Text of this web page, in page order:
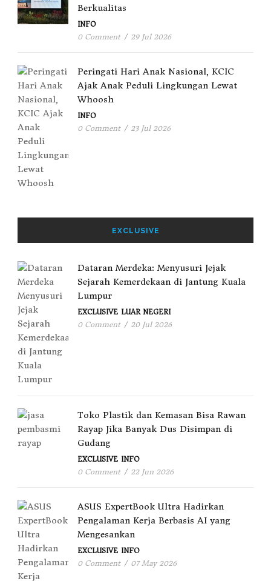
Berkualitas
INFO
0 Comment / 29 Jul 2026
Peringati Hari Anak Nasional, KCIC
Ajak Anak Peduli Lingkungan Lewat
Whoosh
INFO
0 Comment / 23 Jul 2026
EXCLUSIVE
Dataran Merdeka: Menyusuri Jejak
Sejarah Kemerdekaan di Jantung Kuala
Lumpur
EXCLUSIVE LUAR NEGERI
0 Comment / 20 Jul 2026
Toko Plastik dan Kemasan Bisa Rawan
Rayap Jika Banyak Dus Disimpan di
Gudang
EXCLUSIVE INFO
0 Comment / 22 Jun 2026
ASUS ExpertBook Ultra Hadirkan
Pengalaman Kerja Berbasis AI yang
Mengesankan
EXCLUSIVE INFO
0 Comment / 07 May 2026